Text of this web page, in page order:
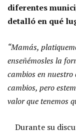
diferentes
detalló en qué
“Mamás,
enseñémosles la
cambios en
cambios, pero
valor que tenemos
Durante su